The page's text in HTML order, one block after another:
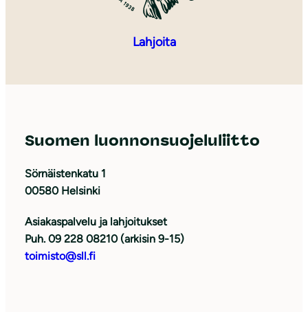
Lahjoita
Suomen luonnonsuojeluliitto
Sörnäistenkatu 1
00580 Helsinki
Asiakaspalvelu ja lahjoitukset
Puh. 09 228 08210 (arkisin 9-15)
toimisto@sll.fi